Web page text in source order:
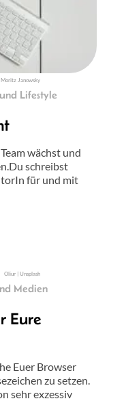
Moritz Janowsky
Lifestyle
wächst und
schreibst
für und mit
Oliur | Unsplash
Medien
Eure
Euer Browser
zu setzen.
sehr exzessiv